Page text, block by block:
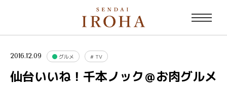
2016.12.09 グルメ # TV
仙台いいね！千本ノック＠お肉グルメ